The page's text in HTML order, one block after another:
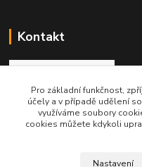
Kontakt
Roman Brož
+420 737 174 021
Pro základní funkčnost,
účely a v případě udělení
využíváme soubory
cookies můžete kdykoli
Nastavení